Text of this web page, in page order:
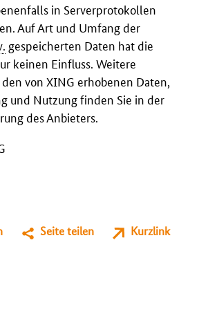
in Serverprotokollen
Auf Art und Umfang der
gespeicherten Daten hat die
keinen Einfluss. Weitere
von XING erhobenen Daten,
und Nutzung finden Sie in der
des Anbieters.
Seite teilen Kurzlink